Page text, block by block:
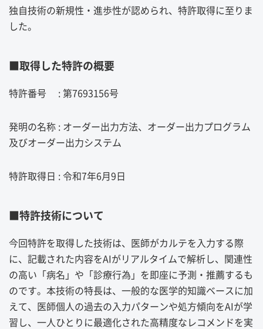
独自技術の新規性・進歩性が認められ、特許取得に至りま
した。
■取得した特許の概要
特許番号 : 第7693156号
発明の名称 : オーダー出力方法、オーダー出力プログラム
及びオーダー出力システム
特許取得日 : 令和7年6月9日
■特許技術について
今回特許を取得した技術は、医師がカルテを入力する際
に、記載された内容をAIがリアルタイムで解析し、関連性
の高い「病名」や「診療行為」を即座に予測・推薦するも
のです。本技術の特長は、一般的な医学的知識ベースに加
えて、医師個人の過去の入力パターンや処方傾向をAIが学
習し、一人ひとりに最適化された高精度なレコメンドを実